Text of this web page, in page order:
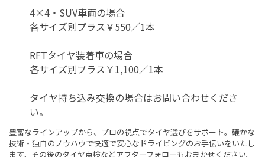
4×4・SUV車両の場合
各サイズ別プラス￥550／1本
RFTタイヤ装着車の場合
各サイズ別プラス￥1,100／1本
タイヤ持ち込み交換の場合はお問い合わせくださ
い。
豊富なラインアップから、プロの視点でタイヤ選びをサポート。確かな
技術・独自のノウハウで快適で安心なドライビングのお手伝いをいたし
ます。その後のタイヤ点検などアフターフォローもおまかせください。